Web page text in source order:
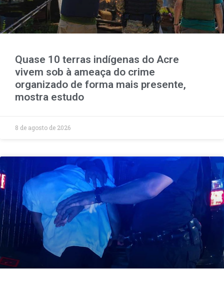
Quase 10 terras indígenas do Acre
vivem sob à ameaça do crime
organizado de forma mais presente,
mostra estudo
8 de agosto de 2026